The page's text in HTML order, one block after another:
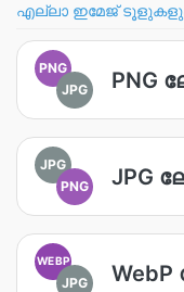
എല്ലാ ഇമേജ്
PNG
JPG
PNG
JPG
PNG
JPG
WEBP
JPG WebP